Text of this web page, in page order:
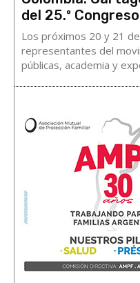
del 25.º
Los próximos 20 y 21
representantes del
públicas, academia y